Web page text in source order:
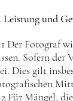
Leistung und
Der Fotograf
Sofern
Dies gilt
Für Mängel,